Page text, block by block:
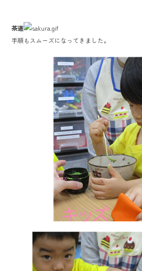
茶道
手順もスムーズになってきました。